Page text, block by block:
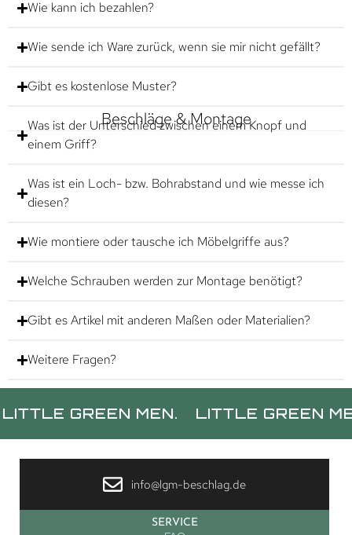
Wie kann ich bezahlen?
Wie sende ich Ware zurück, wenn sie mir nicht gefällt?
Gibt es kostenlose Muster?
Beschläge & Montage
Was ist der Unterschied zwischen einem Knopf und
einem Griff?
Was ist ein Loch- bzw. Bohrabstand und wie messe ich
diesen?
Wie montiere oder tausche ich Möbelgriffe aus?
Welche Schrauben werden zur Montage benötigt?
Gibt es Artikel mit anderen Maßen oder Materialien?
Weitere Fragen?
GREEN MEN. LITTLE GREEN MEN.
info@lgm-beschlag.de
SERVICE